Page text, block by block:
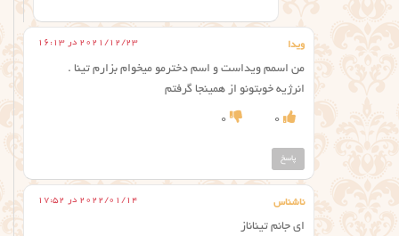
ویدا 2021/12/23 در 16:13
من اسمم ویداست و اسم دخترمو میخوام بزارم تینا .
انرژیه خوبتونو از همینجا گرفتم
0
0
پاسخ
ناشناس 2022/01/14 در 17:52
ای جانم تیناناز